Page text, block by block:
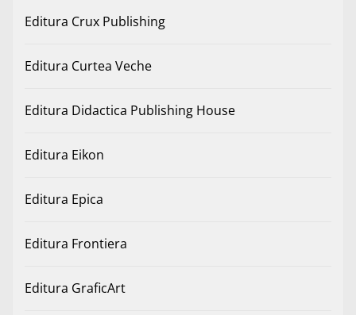
Editura Crux Publishing
Editura Curtea Veche
Editura Didactica Publishing House
Editura Eikon
Editura Epica
Editura Frontiera
Editura GraficArt